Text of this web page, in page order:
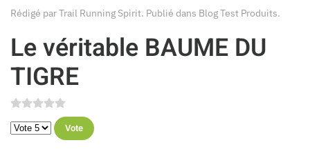
Rédigé par Trail Running Spirit. Publié dans Blog Test Produits.
Le véritable BAUME DU
TIGRE
Veuillez voter